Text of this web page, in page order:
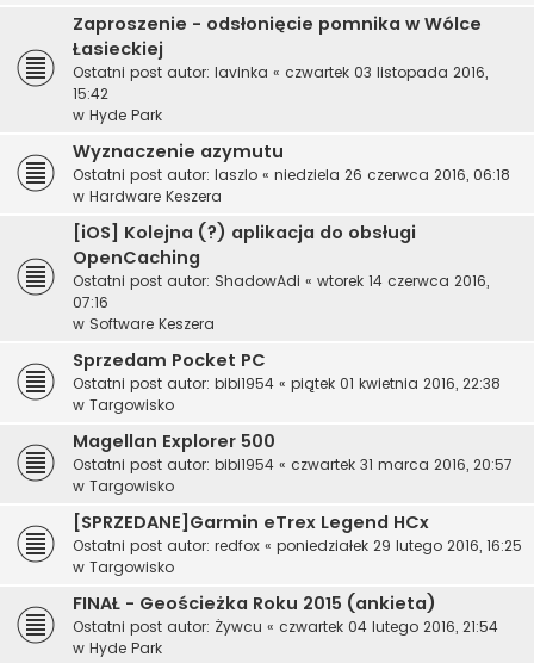
Zaproszenie - odsłonięcie pomnika w Wólce
Łasieckiej
Ostatni post autor: lavinka « czwartek 03 listopada 2016,
15:42
w Hyde Park
Wyznaczenie azymutu
Ostatni post autor: laszlo « niedziela 26 czerwca 2016, 06:18
w Hardware Keszera
[iOS] Kolejna (?) aplikacja do obsługi
OpenCaching
Ostatni post autor: ShadowAdi « wtorek 14 czerwca 2016,
07:16
w Software Keszera
Sprzedam Pocket PC
Ostatni post autor: bibi1954 « piątek 01 kwietnia 2016, 22:38
w Targowisko
Magellan Explorer 500
Ostatni post autor: bibi1954 « czwartek 31 marca 2016, 20:57
w Targowisko
[SPRZEDANE]Garmin eTrex Legend HCx
Ostatni post autor: redfox « poniedziałek 29 lutego 2016, 16:25
w Targowisko
FINAŁ - Geościeżka Roku 2015 (ankieta)
Ostatni post autor: Żywcu « czwartek 04 lutego 2016, 21:54
w Hyde Park